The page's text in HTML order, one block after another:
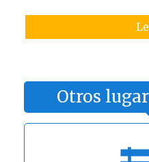
Otros